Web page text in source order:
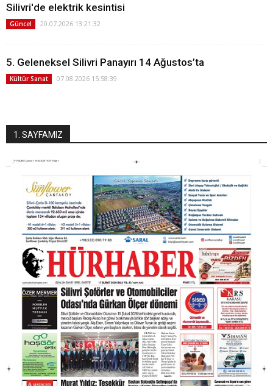
Silivri'de elektrik kesintisi
Güncel 20.07.2026 13:21:32
5. Geleneksel Silivri Panayırı 14 Ağustos’ta
Kültür Sanat 07.08.2026 15:58:39
1. SAYFAMIZ